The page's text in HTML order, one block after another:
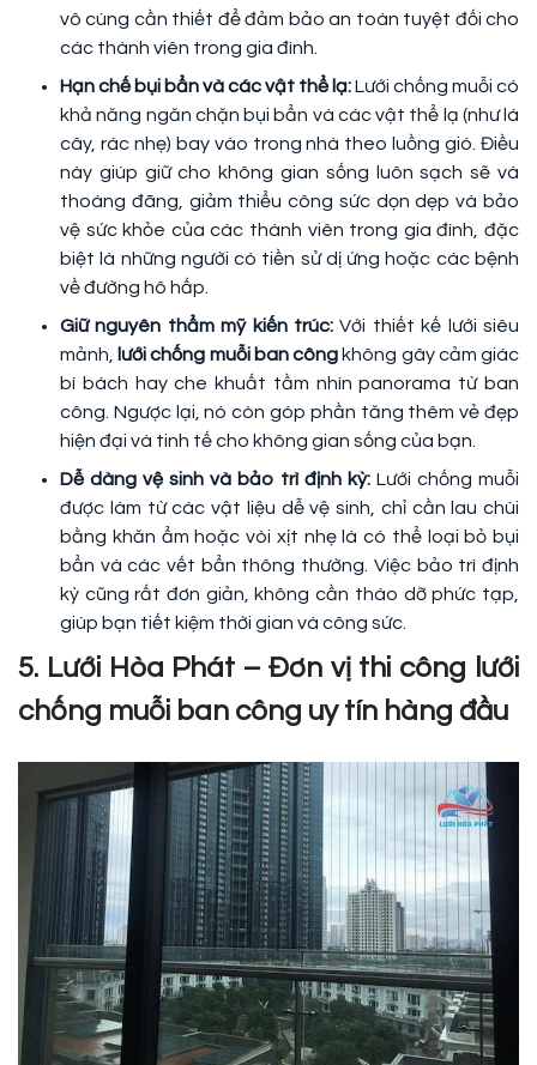
vô cùng cần thiết để đảm bảo an toàn tuyệt đối cho
các thành viên trong gia đình.
Hạn chế bụi bẩn và các vật thể lạ:Lưới chống muỗi có
khả năng ngăn chặn bụi bẩn và các vật thể lạ (như lá
cây, rác nhẹ) bay vào trong nhà theo luồng gió. Điều
này giúp giữ cho không gian sống luôn sạch sẽ và
thoáng đãng, giảm thiểu công sức dọn dẹp và bảo
vệ sức khỏe của các thành viên trong gia đình, đặc
biệt là những người có tiền sử dị ứng hoặc các bệnh
về đường hô hấp.
Giữ nguyên thẩm mỹ kiến trúc:Với thiết kế lưới siêu
mảnh,
lưới chống muỗi ban công không gây cảm giác
bí bách hay che khuất tầm nhìn panorama từ ban
công. Ngược lại, nó còn góp phần tăng thêm vẻ đẹp
hiện đại và tinh tế cho không gian sống của bạn.
Dễ dàng vệ sinh và bảo trì định kỳ: Lưới chống muỗi
được làm từ các vật liệu dễ vệ sinh, chỉ cần lau chùi
bằng khăn ẩm hoặc vòi xịt nhẹ là có thể loại bỏ bụi
bẩn và các vết bẩn thông thường. Việc bảo trì định
kỳ cũng rất đơn giản, không cần tháo dỡ phức tạp,
giúp bạn tiết kiệm thời gian và công sức.
5. Lưới Hòa Phát – Đơn vị thi công lưới
chống muỗi ban công uy tín hàng đầu